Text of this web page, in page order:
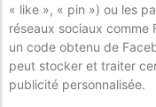
« like », « pin ») ou les
réseaux sociaux
un code obtenu de
peut stocker et traiter
publicité personnalisée.